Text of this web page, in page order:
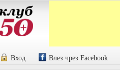
Вход Влез чрез Facebook